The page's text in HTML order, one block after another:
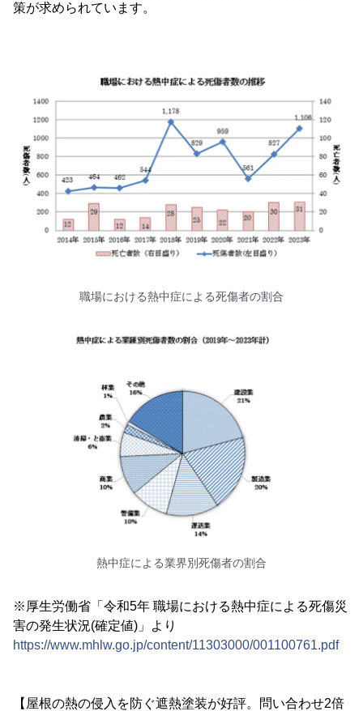
策が求められています。
職場における熱中症による死傷者の割合
熱中症による業界別死傷者の割合
※厚生労働省「令和5年 職場における熱中症による死傷災
害の発生状況(確定値)」より
https://www.mhlw.go.jp/content/11303000/001100761.pdf
【屋根の熱の侵入を防ぐ遮熱塗装が好評。問い合わせ2倍